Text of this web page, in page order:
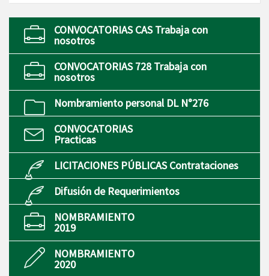
CONVOCATORIAS CAS Trabaja con
nosotros
CONVOCATORIAS 728 Trabaja con
nosotros
Nombramiento personal DL N°276
CONVOCATORIAS
Practicas
LICITACIONES PÚBLICAS Contrataciones
Difusión de Requerimientos
NOMBRAMIENTO
2019
NOMBRAMIENTO
2020